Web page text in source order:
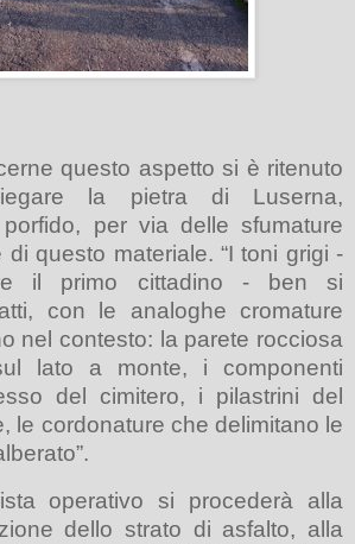
questo aspetto si è ritenuto
la pietra di Luserna,
per via delle sfumature
di questo materiale. “I toni grigi -
il primo cittadino - ben si
con le analoghe cromature
nel contesto: la parete rocciosa
lato a monte, i componenti
del cimitero, i pilastrini del
le cordonature che delimitano le
operativo si procederà alla
dello strato di asfalto, alla